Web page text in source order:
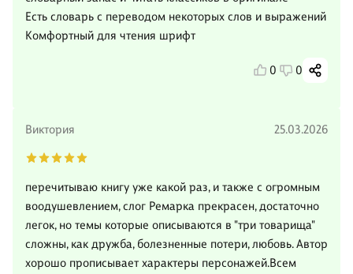
Есть словарь с переводом некоторых слов и выражений
Комфортный для чтения шрифт
0 0
Виктория 25.03.2026
перечитываю книгу уже какой раз, и также с огромным
воодушевлением, слог Ремарка прекрасен, достаточно
легок, но темы которые описываются в "три товарища"
сложны, как дружба, болезненные потери, любовь. Автор
хорошо прописывает характеры персонажей.Всем